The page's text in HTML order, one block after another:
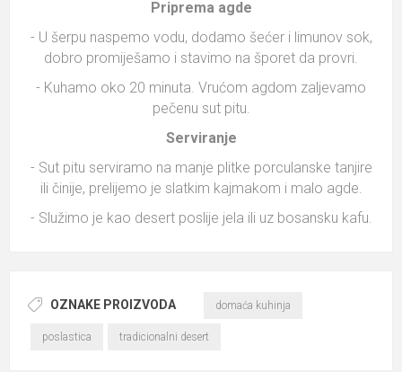
Priprema agde
- U šerpu naspemo vodu, dodamo šećer i limunov sok,
dobro promiješamo i stavimo na šporet da provri.
- Kuhamo oko 20 minuta. Vrućom agdom zaljevamo
pečenu sut pitu.
Serviranje
- Sut pitu serviramo na manje plitke porculanske tanjire
ili činije, prelijemo je slatkim kajmakom i malo agde.
- Služimo je kao desert poslije jela ili uz bosansku kafu.
OZNAKE PROIZVODA domaća kuhinja
poslastica tradicionalni desert